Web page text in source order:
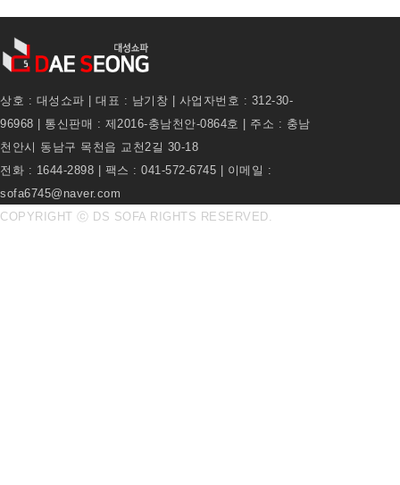
상호 : 대성쇼파 | 대표 : 남기창 | 사업자번호 : 312-30-
96968 | 통신판매 : 제2016-충남천안-0864호 | 주소 : 충남
천안시 동남구 목천읍 교천2길 30-18
전화 : 1644-2898 | 팩스 : 041-572-6745 | 이메일 :
sofa6745@naver.com
COPYRIGHT ⓒ DS SOFA RIGHTS RESERVED.